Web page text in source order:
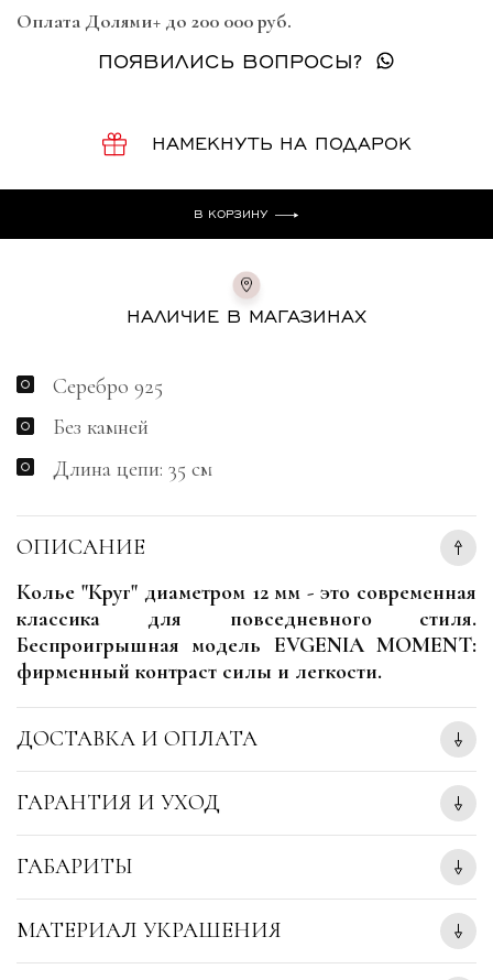
Оплата Долями+ до 200 000 руб.
ПОЯВИЛИСЬ ВОПРОСЫ?
Серебро 925
Без камней
Длина цепи: 35 см
НАМЕКНУТЬ НА ПОДАРОК
В КОРЗИНУ
НАЛИЧИЕ В МАГАЗИНАХ
ОПИСАНИЕ
Колье "Круг" диаметром 12 мм - это современная
классика для повседневного стиля.
Беспроигрышная модель EVGENIA MOMENT:
фирменный контраст силы и легкости.
ДОСТАВКА И ОПЛАТА
ГАРАНТИЯ И УХОД
ГАБАРИТЫ
МАТЕРИАЛ УКРАШЕНИЯ